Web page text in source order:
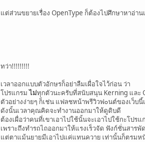
แต่ส่วนขยายเรื่อง OpenType ก็ต้องไปศึกษาหาอ่าน
ทว่า!!!!!!!!!
เวลาออกแบบตัวอักษรก็อย่าลืมเผื่อใจไว้ก่อน ว่า
โปรแกรมไม่ทุกตัวนะครับที่สนับสนุน Kerning และ
ตัวอย่างง่ายๆ ก็เช่น แฟลชหน้าพรีวิวฟ๐นต์ของเว็บ
ดังนั้นเวลาคุณคิดจะทำงานออกมาให้ดูดิบดี
ต้องเผื่อว่าคนที่เขาเอาไปใช้นั้นจะเอาไปใช้กะโปร
เพราะถึงทำรถไถออกมาให้แรงเร็วจัด ฟังก์ชั่นสาร
แต่ตาแม้นยายมีเอาไปแค่แทนควาย เท่านั้นก็ตรมห